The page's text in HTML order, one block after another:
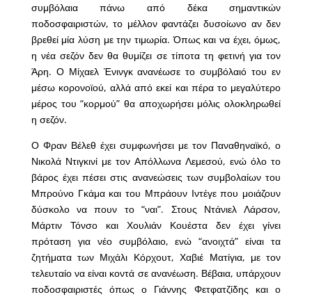
συμβόλαια πάνω από δέκα σημαντικών
ποδοσφαιριστών, το μέλλον φαντάζει δυσοίωνο αν δεν
βρεθεί μία λύση με την τιμωρία. Όπως και να έχει, όμως,
η νέα σεζόν δεν θα θυμίζει σε τίποτα τη φετινή για τον
Άρη. Ο Μίχαελ Ένινγκ ανανέωσε το συμβόλαιό του εν
μέσω κορονοϊού, αλλά από εκεί και πέρα το μεγαλύτερο
μέρος του “κορμού” θα αποχωρήσει μόλις ολοκληρωθεί
η σεζόν.
Ο Φραν Βέλεθ έχει συμφωνήσει με τον Παναθηναϊκό, ο
Νικολά Ντιγκινί με τον Απόλλωνα Λεμεσού, ενώ όλο το
βάρος έχει πέσει στις ανανεώσεις των συμβολαίων του
Μπρούνο Γκάμα και του Μπράουν Ιντέγε που μοιάζουν
δύσκολο να πουν το “ναι”. Στους Ντάνιελ Λάρσον,
Μάρτιν Τόνσο και Χουλιάν Κουέστα δεν έχει γίνει
πρόταση για νέο συμβόλαιο, ενώ “ανοιχτά” είναι τα
ζητήματα των Μιχάλι Κόρχουτ, Χαβιέ Ματίγια, με τον
τελευταίο να είναι κοντά σε ανανέωση. Βέβαια, υπάρχουν
ποδοσφαιριστές όπως ο Γιάννης Φετφατζίδης και ο